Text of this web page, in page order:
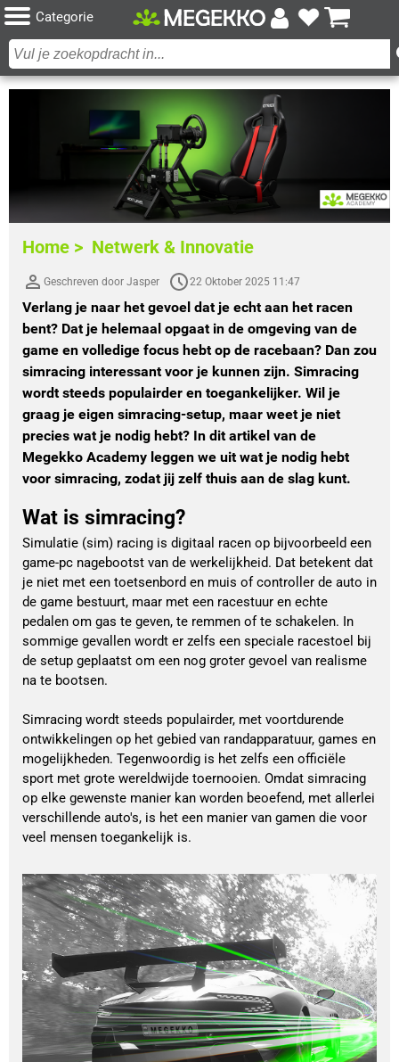
Categorie
Home > Netwerk & Innovatie
Geschreven door Jasper 22 Oktober 2025 11:47
Verlang je naar het gevoel dat je echt aan het racen
bent? Dat je helemaal opgaat in de omgeving van de
game en volledige focus hebt op de racebaan? Dan zou
simracing interessant voor je kunnen zijn. Simracing
wordt steeds populairder en toegankelijker. Wil je
graag je eigen simracing-setup, maar weet je niet
precies wat je nodig hebt? In dit artikel van de
Megekko Academy leggen we uit wat je nodig hebt
voor simracing, zodat jij zelf thuis aan de slag kunt.
Wat is simracing?
Simulatie (sim) racing is digitaal racen op bijvoorbeeld een
game-pc nagebootst van de werkelijkheid. Dat betekent dat
je niet met een toetsenbord en muis of controller de auto in
de game bestuurt, maar met een racestuur en echte
pedalen om gas te geven, te remmen of te schakelen. In
sommige gevallen wordt er zelfs een speciale racestoel bij
de setup geplaatst om een nog groter gevoel van realisme
na te bootsen.
Simracing wordt steeds populairder, met voortdurende
ontwikkelingen op het gebied van randapparatuur, games en
mogelijkheden. Tegenwoordig is het zelfs een officiële
sport met grote wereldwijde toernooien. Omdat simracing
op elke gewenste manier kan worden beoefend, met allerlei
verschillende auto's, is het een manier van gamen die voor
veel mensen toegankelijk is.